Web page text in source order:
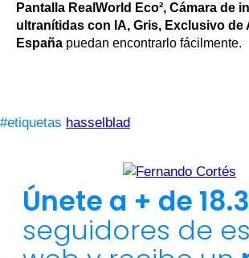
Pantalla RealWorld Eco², Cámara de
ultranítidas con IA, Gris, Exclusivo de
España puedan encontrarlo fácilmente.
#etiquetas hasselblad
Únete a + de
seguidores de